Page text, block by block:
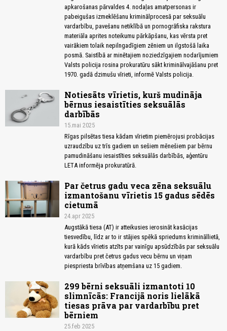
apkarošanas pārvaldes 4. nodaļas amatpersonas ir
pabeigušas izmeklēšanu kriminālprocesā par seksuālu
vardarbību, pavešanu netiklībā un pornogrāfiska rakstura
materiāla aprites noteikumu pārkāpšanu, kas vērsta pret
vairākiem tolaik nepilngadīgiem zēniem un ilgstošā laika
posmā. Saistībā ar minētajiem noziedzīgajiem nodarījumiem
Valsts policija rosina prokuratūru sākt kriminālvajāšanu pret
1970. gadā dzimušu vīrieti, informē Valsts policija.
Notiesāts vīrietis, kurš mudināja
bērnus iesaistīties seksuālās
darbībās
15.mai 2025
Rīgas pilsētas tiesa kādam vīrietim piemērojusi probācijas
uzraudzību uz trīs gadiem un sešiem mēnešiem par bērnu
pamudināšanu iesaistīties seksuālās darbībās, aģentūru
LETA informēja prokuratūrā.
Par četrus gadu veca zēna seksuālu
izmantošanu vīrietis 15 gadus sēdēs
cietumā
24.apr 2025
Augstākā tiesa (AT) ir atteikusies ierosināt kasācijas
tiesvedību, līdz ar to ir stājies spēkā spriedums krimināllietā,
kurā kāds vīrietis atzīts par vainīgu apsūdzībās par seksuālu
vardarbību pret četrus gadus vecu bērnu un viņam
piespriesta brīvības atņemšana uz 15 gadiem.
299 bērni seksuāli izmantoti 10
slimnīcās: Francijā noris lielākā
tiesas prāva par vardarbību pret
bērniem
25.feb 2025